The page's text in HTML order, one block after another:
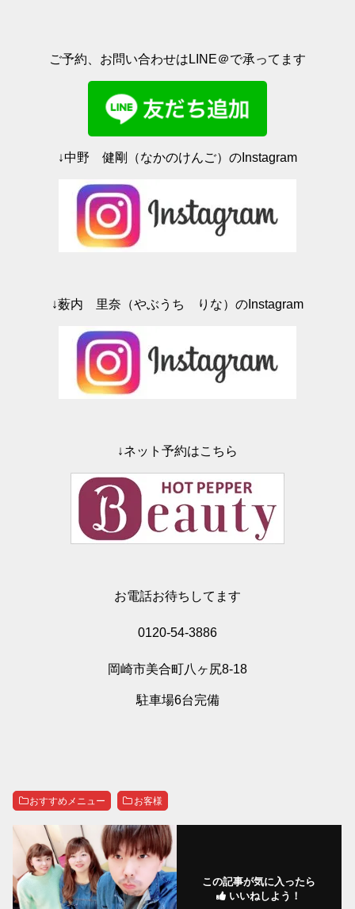
だ
い
ィ
開
き
ま
す
)
ご予約、お問い合わせはLINE＠で承ってます
↓中野 健剛（なかのけんご）のInstagram
↓薮内 里奈（やぶうち りな）のInstagram
↓ネット予約はこちら
お電話お待ちしてます
0120-54-3886
岡崎市美合町八ヶ尻8-18
駐車場6台完備
おすすめメニュー お客様
この記事が気に入ったら
いいねしよう！